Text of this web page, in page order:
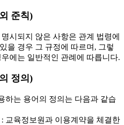
준칙)
시되지 않은 사항은 관계 법령에
을 경우 그 규정에 따르며, 그렇
에는 일반적인 관례에 따릅니다.
정의)
하는 용어의 정의는 다음과 같습
교육정보원과 이용계약을 체결한